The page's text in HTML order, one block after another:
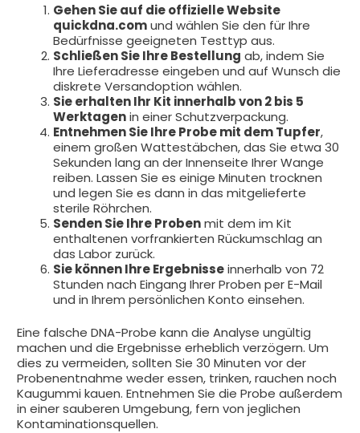
Gehen Sie auf die offizielle Website
quickdna.comund wählen Sie den für Ihre
Bedürfnisse geeigneten Testtyp aus.
Schließen Sie Ihre Bestellung ab, indem Sie
Ihre Lieferadresse eingeben und auf Wunsch die
diskrete Versandoption wählen.
Sie erhalten Ihr Kit innerhalb von 2 bis 5
Werktagenin einer Schutzverpackung.
Entnehmen Sie Ihre Probe mit dem Tupfer,
einem großen Wattestäbchen, das Sie etwa 30
Sekunden lang an der Innenseite Ihrer Wange
reiben. Lassen Sie es einige Minuten trocknen
und legen Sie es dann in das mitgelieferte
sterile Röhrchen.
Senden Sie Ihre Probenmit dem im Kit
enthaltenen vorfrankierten Rückumschlag an
das Labor zurück.
Sie können Ihre Ergebnisseinnerhalb von 72
Stunden nach Eingang Ihrer Proben per E-Mail
und in Ihrem persönlichen Konto einsehen.
Eine falsche DNA-Probe kann die Analyse ungültig
machen und die Ergebnisse erheblich verzögern. Um
dies zu vermeiden, sollten Sie 30 Minuten vor der
Probenentnahme weder essen, trinken, rauchen noch
Kaugummi kauen. Entnehmen Sie die Probe außerdem
in einer sauberen Umgebung, fern von jeglichen
Kontaminationsquellen.